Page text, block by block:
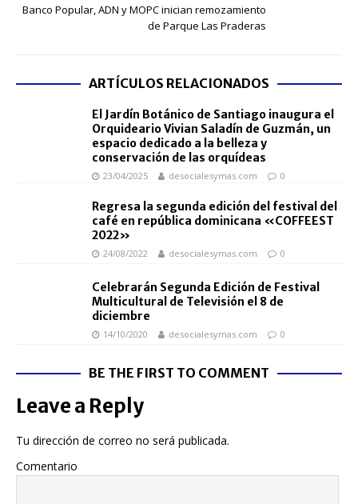
Banco Popular, ADN y MOPC inician remozamiento
de Parque Las Praderas
ARTÍCULOS RELACIONADOS
El Jardín Botánico de Santiago inaugura el
Orquideario Vivian Saladín de Guzmán, un
espacio dedicado a la belleza y
conservación de las orquídeas
23/04/2025 desocialesymas.com 0
Regresa la segunda edición del festival del
café en república dominicana «COFFEEST
2022»
24/08/2022 desocialesymas.com 0
Celebrarán Segunda Edición de Festival
Multicultural de Televisión el 8 de
diciembre
14/10/2020 desocialesymas.com 0
BE THE FIRST TO COMMENT
Leave a Reply
Tu dirección de correo no será publicada.
Comentario